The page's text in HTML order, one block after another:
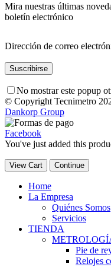
Mira nuestras últimas
boletín electrónico
Dirección de correo
No mostrar este popup
© Copyright Tecnimetro
Dankorp Group
Facebook
You've just added this
View Cart Continue
Home
La Empresa
Quiénes Somos
Servicios
TIENDA
Pie de
Relojes